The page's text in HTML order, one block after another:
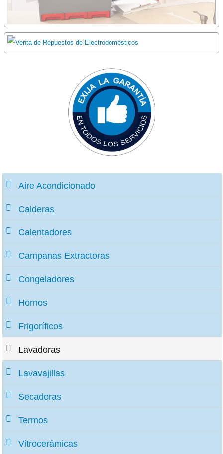
Aire Acondicionado
Calderas
Calentadores
Campanas Extractoras
Congeladores
Hornos
Frigoríficos
Lavadoras
Lavavajillas
Secadoras
Termos
Vitrocerámicas